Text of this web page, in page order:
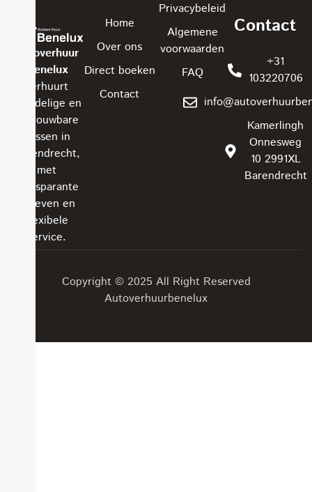
Autoverhuur
Benelux
verhuurt
voordelige en
betrouwbare
bussen in
Barendrecht,
met
transparante
tarieven en
flexibele
service.
Home
Over ons
Direct boeken
Contact
Privacybeleid
Algemene
voorwaarden
FAQ
Contact
+31
103220706
Kamerlingh
Onnesweg
10 2991XL
Barendrecht
Copyright © 2025 All Right Reserved
Autoverhuurbenelux